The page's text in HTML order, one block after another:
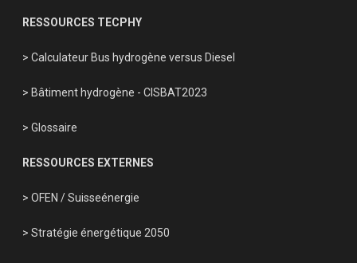
RESSOURCES TECPHY
> Calculateur Bus hydrogène versus Diesel
> Bâtiment hydrogène - CISBAT2023
> Glossaire
RESSOURCES EXTERNES
> OFEN /Suisseénergie
> Stratégie énergétique 2050